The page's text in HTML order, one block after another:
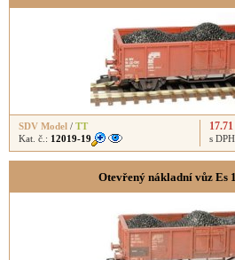
SDV Model / TT
Kat. č.: 12019-19 s DPH
Otevřený nákladní vůz Es